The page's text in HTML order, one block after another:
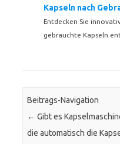
Kapseln nach
Entdecken Sie
gebrauchte Kapseln
Beitrags-Navigation
← Gibt es
die automatisch die